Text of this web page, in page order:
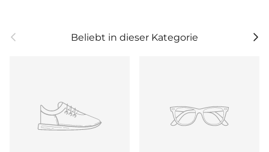
Vorherige Beliebt in dieser Kategorie